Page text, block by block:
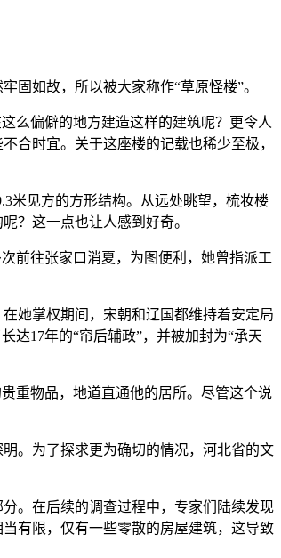
固如故，所以被大家称作“草原怪楼”。
么偏僻的地方建造这样的建筑呢？更令人
合时宜。关于这座楼的记载也稀少至极，
米见方的方形结构。从远处眺望，梳妆楼
？这一点也让人感到好奇。
前往张家口消夏，为图便利，她曾指派工
她掌权期间，宋朝和辽国都维持着安定局
达17年的“帘后辅政”，并被加封为“承天
重物品，地道直通他的居所。尽管这个说
。为了探求更为确切的情况，河北省的文
。在后续的调查过程中，专家们陆续发现
有限，仅有一些零散的房屋建筑，这导致